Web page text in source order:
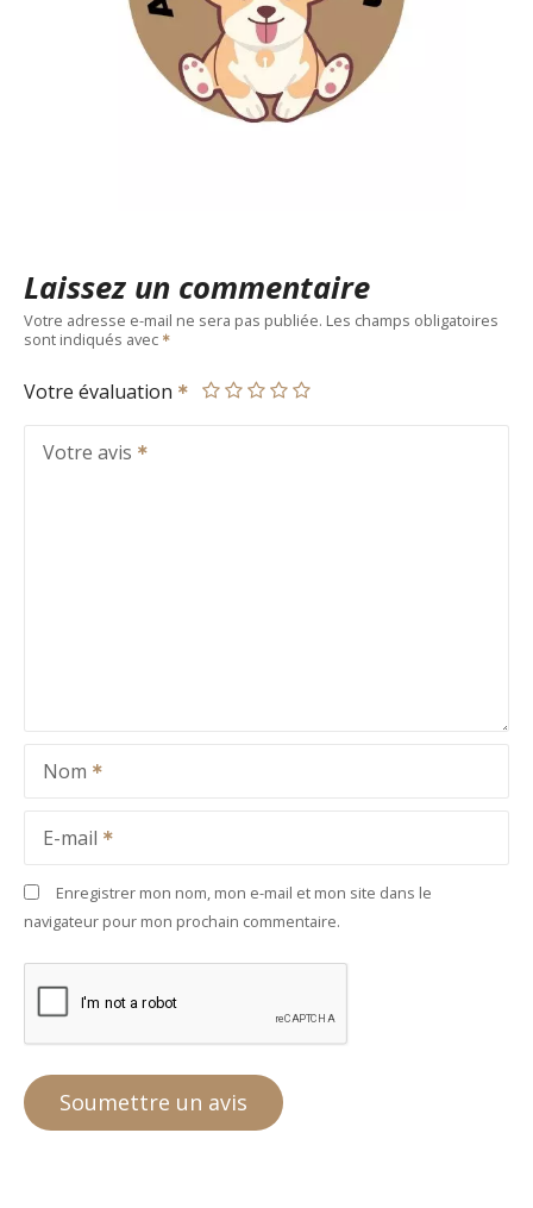
Laissez un commentaire
Votre adresse e-mail ne sera pas publiée. Les champs obligatoires
sont indiqués avec
Votre évaluation
Votre avis
Nom
E-mail
Enregistrer mon nom, mon e-mail et mon site dans le
navigateur pour mon prochain commentaire.